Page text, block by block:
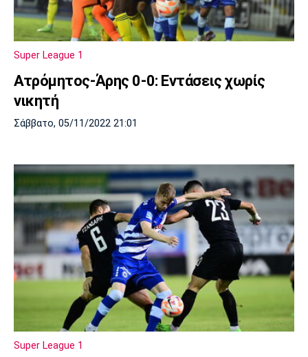
Super League 1
Ατρόμητος-Άρης 0-0: Εντάσεις χωρίς
νικητή
Σάββατο, 05/11/2022 21:01
Super League 1